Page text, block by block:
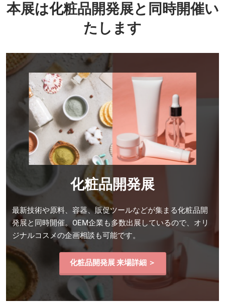
本展は化粧品開発展と同時開催い
たします
化粧品開発展
最新技術や原料、容器、販促ツールなどが集まる化粧品開
発展と同時開催。OEM企業も多数出展しているので、オリ
ジナルコスメの企画相談も可能です。
化粧品開発展 来場詳細 ＞